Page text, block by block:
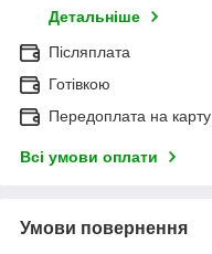
Детальніше
Післяплата
Готівкою
Передоплата на карту
Всі умови оплати
Умови повернення